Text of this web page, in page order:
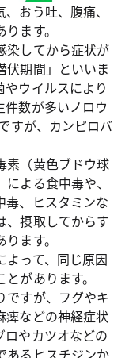
おう吐、腹痛、
ます。
染してから症状が
伏期間」といいま
ウイルスにより
数が多いノロウ
すが、カンピロバ
素（黄色ブドウ球
よる食中毒や、
毒、ヒスタミンな
、摂取してからす
ます。
よって、同じ原因
があります。
ですが、フグやキ
痺などの神経症状
ロやカツオなどの
あるヒスチジンか